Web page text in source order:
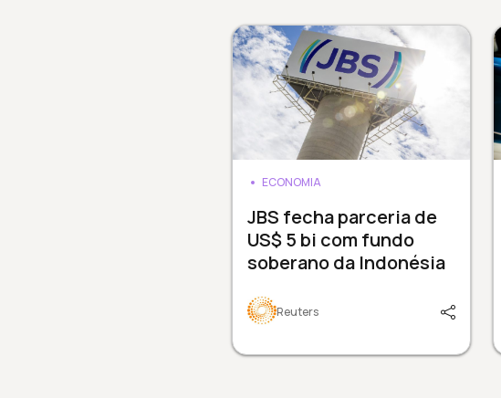
ECONOMIA
JBS fecha parceria de
US$ 5 bi com fundo
soberano da Indonésia
Reuters